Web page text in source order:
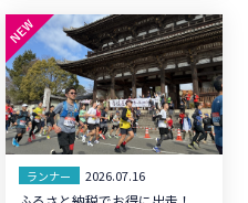
ランナー 2026.07.16